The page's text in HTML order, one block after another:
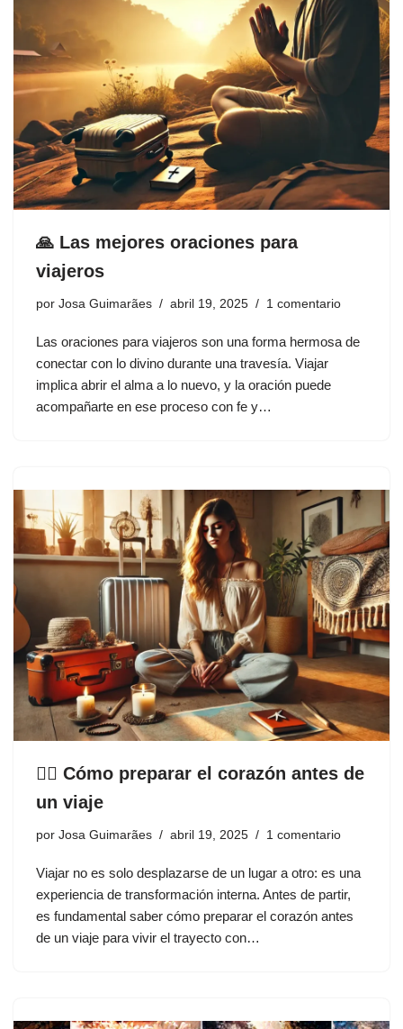
🙏 Las mejores oraciones para
viajeros
por Josa Guimarães abril 19, 2025 1 comentario
Las oraciones para viajeros son una forma hermosa de
conectar con lo divino durante una travesía. Viajar
implica abrir el alma a lo nuevo, y la oración puede
acompañarte en ese proceso con fe y…
🧘‍♀️ Cómo preparar el corazón antes de
un viaje
por Josa Guimarães abril 19, 2025 1 comentario
Viajar no es solo desplazarse de un lugar a otro: es una
experiencia de transformación interna. Antes de partir,
es fundamental saber cómo preparar el corazón antes
de un viaje para vivir el trayecto con…